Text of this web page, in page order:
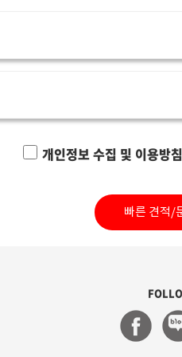
개인정보 수집 및 이용방
빠른 견적/